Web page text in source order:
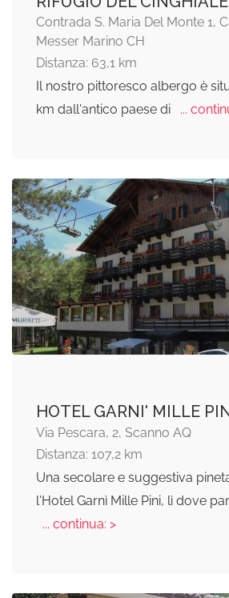
Contrada S. Maria Del Monte 1,
Messer Marino CH
Distanza: 63,1 km
Il nostro pittoresco albergo è
km dall'antico paese di
...
HOTEL GARNI' MILLE
Via Pescara, 2, Scanno AQ
Distanza: 107,2 km
Una secolare e suggestiva
l'Hotel Garnì Mille Pini, lì dove
... continua: >